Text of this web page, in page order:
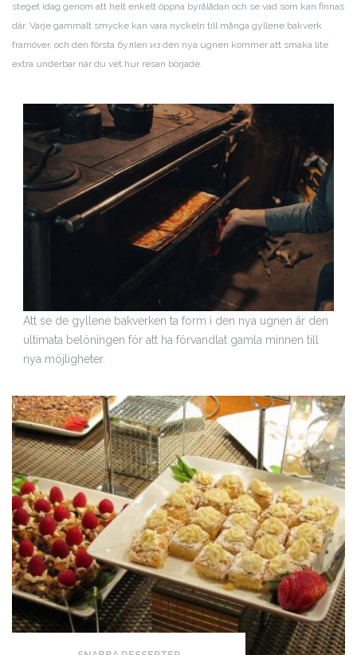
steget idag genom att helt enkelt öppna byrålådan och se vad som kan finnas
där. Varje gammalt smycke kan vara nyckeln till många gyllene bakverk
framöver, och den första булlen из den nya ugnen kommer att smaka lite
extra underbar när du vet hur resan började.
Att se de gyllene bakverken ta form i den nya ugnen är den
ultimata belöningen för att ha förvandlat gamla minnen till
nya möjligheter.